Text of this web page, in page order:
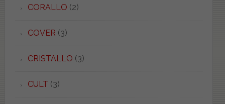
CORALLO (2)
COVER (3)
CRISTALLO (3)
CULT (3)